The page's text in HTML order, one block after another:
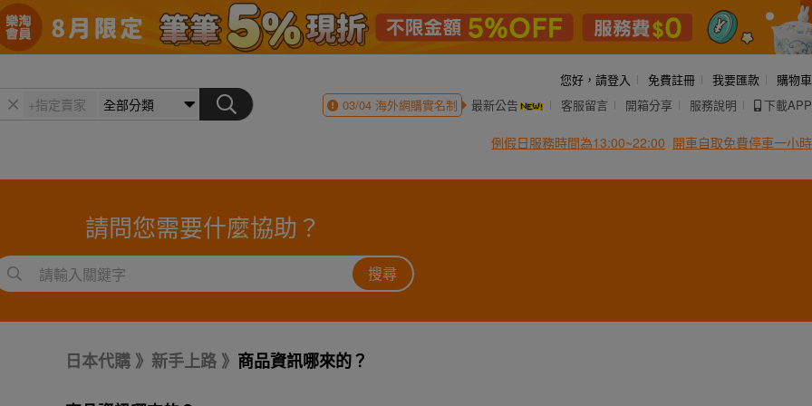
您好， 請登入 免費註冊 我要匯款
購物車
03/04海外網購實名制 最新公告 客服留言 開箱分享 服務說明 下載APP
例假日服務時間為13:00~22:00 開車自取免費停車一小時
請問您需要什麼協助？
搜尋
日本代購 新手上路 商品資訊哪來的？